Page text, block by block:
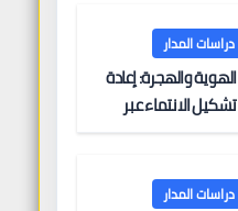
دراسات المدار
الهوية والهجرة: إعادة
تشكيل الانتماء عبر
دراسات المدار